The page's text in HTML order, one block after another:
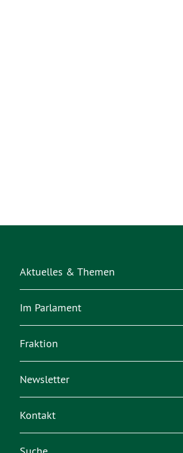
Aktuelles & Themen
Im Parlament
Fraktion
Newsletter
Kontakt